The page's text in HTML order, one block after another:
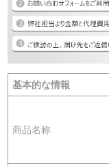
基本的な情報
商品名称